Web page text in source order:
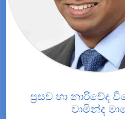
ප්‍රසව හා නාරිවේද
චාමින්ද